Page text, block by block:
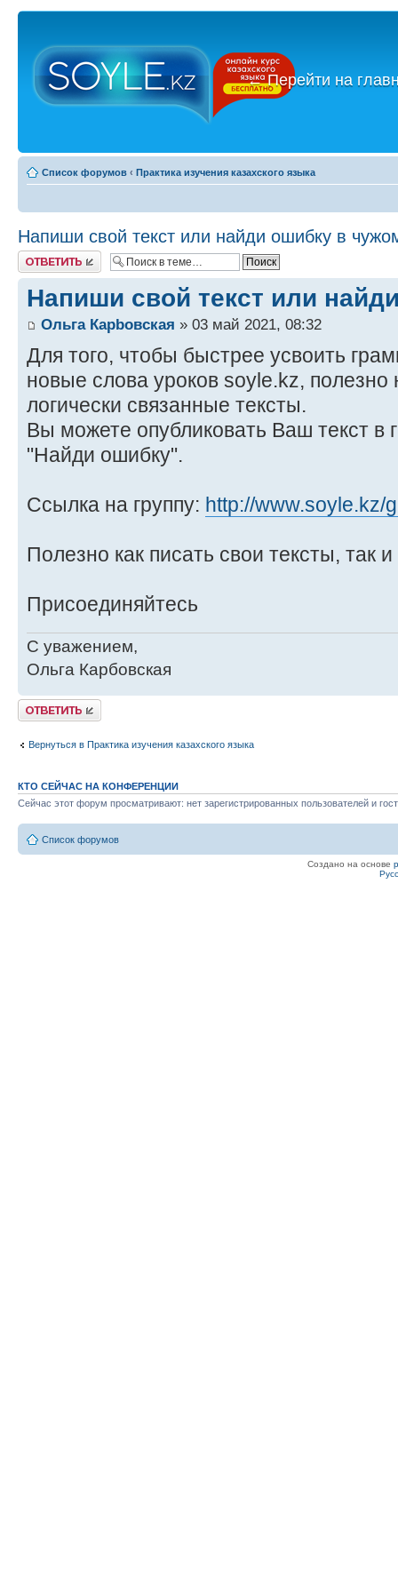
←Перейти на
Список форумов ‹ Практика изучения казахского языка
Напиши свой текст или найди ошибку в
Ответить
Напиши свой текст или
Ольга Карbовская » 03 май 2021, 08:32
Для того, чтобы быстрее усвоить
новые слова уроков soyle.kz, полезно
логически связанные тексты.
Вы можете опубликовать Ваш текст в
"Найди ошибку".
Ссылка на группу: http://www.soyle.kz/
Полезно как писать свои тексты, так
Присоединяйтесь
С уважением,
Ольга Карбовская
Ответить
Вернуться в Практика изучения казахского языка
КТО СЕЙЧАС НА КОНФЕРЕНЦИИ
Сейчас этот форум просматривают: нет зарегистрированных пользователей и
Список форумов
Создано на основе